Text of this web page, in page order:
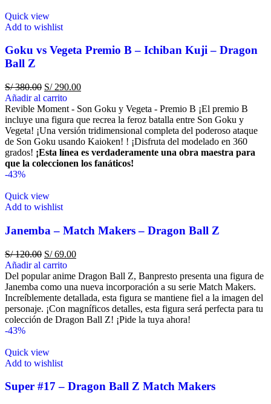
Quick view
Add to wishlist
Goku vs Vegeta Premio B – Ichiban Kuji – Dragon
Ball Z
S/380.00 S/290.00
Añadir al carrito
Revible Moment - Son Goku y Vegeta - Premio B ¡El premio B
incluye una figura que recrea la feroz batalla entre Son Goku y
Vegeta! ¡Una versión tridimensional completa del poderoso ataque
de Son Goku usando Kaioken! ! ¡Disfruta del modelado en 360
grados! ¡Esta línea es verdaderamente una obra maestra para
que la coleccionen los fanáticos!
-43%
Quick view
Add to wishlist
Janemba – Match Makers – Dragon Ball Z
S/120.00 S/69.00
Añadir al carrito
Del popular anime Dragon Ball Z, Banpresto presenta una figura de
Janemba como una nueva incorporación a su serie Match Makers.
Increíblemente detallada, esta figura se mantiene fiel a la imagen del
personaje. ¡Con magníficos detalles, esta figura será perfecta para tu
colección de Dragon Ball Z! ¡Pide la tuya ahora!
-43%
Quick view
Add to wishlist
Super #17 – Dragon Ball Z Match Makers